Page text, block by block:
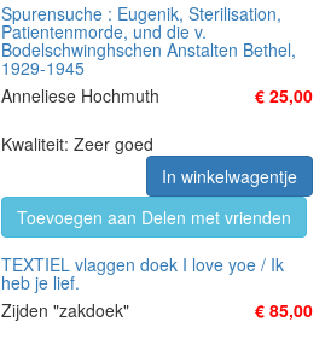
Spurensuche : Eugenik, Sterilisation,
Patientenmorde, und die v.
Bodelschwinghschen Anstalten Bethel,
1929-1945
Anneliese Hochmuth
€ 25,00
Kwaliteit: Zeer goed
In winkelwagentje
Toevoegen aan Delen met vrienden
TEXTIEL vlaggen doek I love yoe / Ik
heb je lief.
Zijden "zakdoek"
€ 85,00